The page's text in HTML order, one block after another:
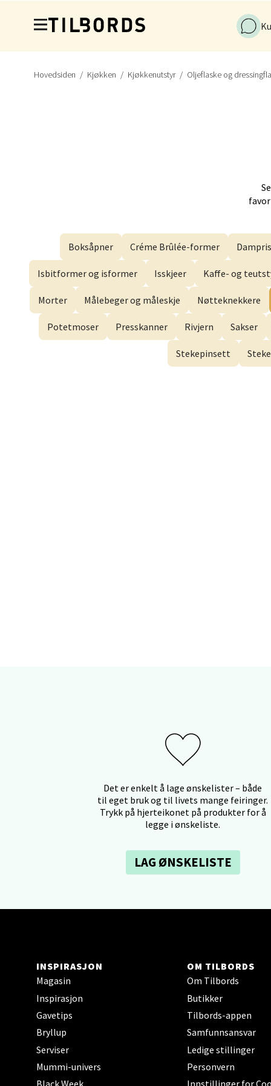
Hovedsiden Kjøkken Kjøkkenutstyr Oljeflaske og
Boksåpner Créme Brûlée-former
Isbitformer og isformer Isskjeer Kaffe- og
Morter Målebeger og måleskje Nøtteknekkere
Potetmoser Presskanner Rivjern Sakser
Stekepinsett
Det er enkelt å lage ønskelister – både
til eget bruk og til livets mange feiringer.
Trykk på hjerteikonet på produkter for å
legge i ønskeliste.
LAG ØNSKELISTE
INSPIRASJON
Magasin
Inspirasjon
Gavetips
Bryllup
Serviser
Mummi-univers
OM TILBORDS
Om Tilbords
Butikker
Tilbords-appen
Samfunnsansvar
Ledige stillinger
Personvern
Åpent
Åpent i
Åpent i